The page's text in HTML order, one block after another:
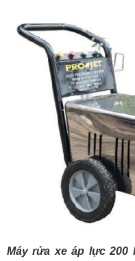
Máy rửa xe áp lực 200